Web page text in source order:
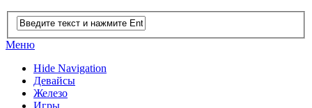
Меню
Hide Navigation
Девайсы
Железо